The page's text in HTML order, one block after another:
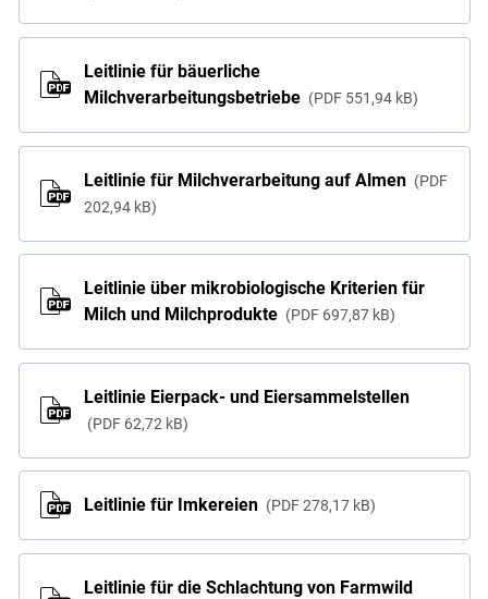
Leitlinie für bäuerliche
Milchverarbeitungsbetriebe
PDF 551,94 kB
Leitlinie für Milchverarbeitung auf Almen
PDF
202,94 kB
Leitlinie über mikrobiologische Kriterien für
Milch und Milchprodukte
PDF 697,87 kB
Leitlinie Eierpack- und Eiersammelstellen
PDF 62,72 kB
Leitlinie für Imkereien PDF 278,17 kB
Leitlinie für die Schlachtung von Farmwild